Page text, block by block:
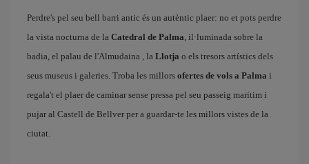
Perdre's pel seu bell barri antic és un autèntic plaer: no et pots perdre
la vista nocturna de la Catedral de Palma, il·luminada sobre la
badia, el palau de l'Almudaina , la Llotja o els tresors artístics dels
seus museus i galeries. Troba les millors ofertes de vols a Palma i
regala't el plaer de caminar sense pressa pel seu passeig marítim i
pujar al Castell de Bellver per a guardar-te les millors vistes de la
ciutat.